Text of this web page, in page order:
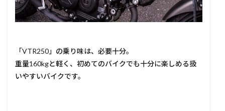
「VTR250」の乗り味は、必要十分。
重量160kgと軽く、初めてのバイクでも十分に楽しめる扱
いやすいバイクです。